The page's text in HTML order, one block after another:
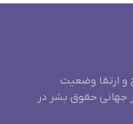
و ارتقا وضعیت
حقوق بشر در